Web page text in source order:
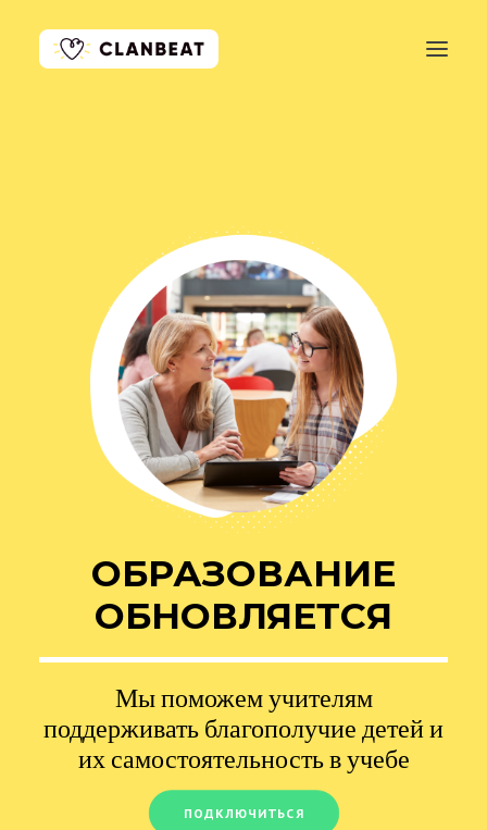
ОБРАЗОВАНИЕ
ОБНОВЛЯЕТСЯ
Мы поможем учителям
поддерживать благополучие детей и
их самостоятельность в учебе
ПОДКЛЮЧИТЬСЯ